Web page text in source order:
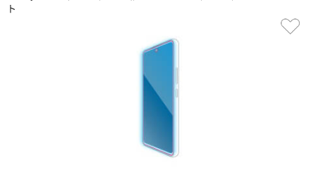
ト